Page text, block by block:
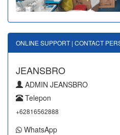
ONLINE SUPPORT | CONTACT
JEANSBRO
ADMIN JEANSBRO
Telepon
+62816562888
WhatsApp